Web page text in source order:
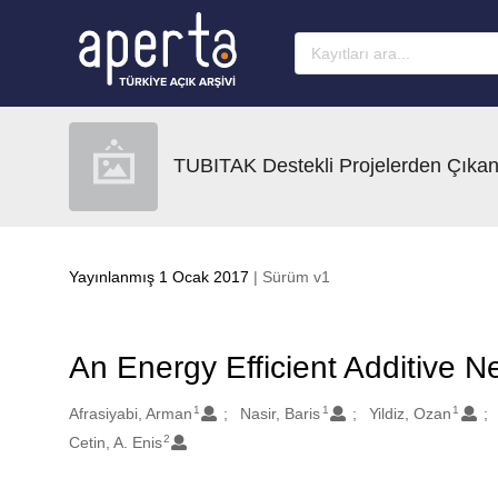
TUBITAK Destekli Projelerden
Yayınlanmış 1 Ocak 2017 | Sürüm v1
An Energy Efficient Additive
Oluşturanlar
Afrasiyabi, Arman 1 Nasir, Baris 1 Yildiz, Ozan 1
Cetin, A. Enis2